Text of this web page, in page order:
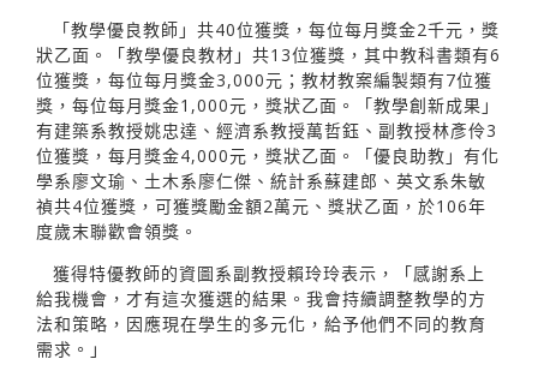
「教學優良教師」共40位獲獎，每位每月獎金2千元，獎
狀乙面。「教學優良教材」共13位獲獎，其中教科書類有6
位獲獎，每位每月獎金3,000元；教材教案編製類有7位獲
獎，每位每月獎金1,000元，獎狀乙面。「教學創新成果」
有建築系教授姚忠達、經濟系教授萬哲鈺、副教授林彥伶3
位獲獎，每月獎金4,000元，獎狀乙面。「優良助教」有化
學系廖文瑜、土木系廖仁傑、統計系蘇建郎、英文系朱敏
禎共4位獲獎，可獲獎勵金額2萬元、獎狀乙面，於106年
度歲末聯歡會領獎。
獲得特優教師的資圖系副教授賴玲玲表示，「感謝系上
給我機會，才有這次獲選的結果。我會持續調整教學的方
法和策略，因應現在學生的多元化，給予他們不同的教育
需求。」